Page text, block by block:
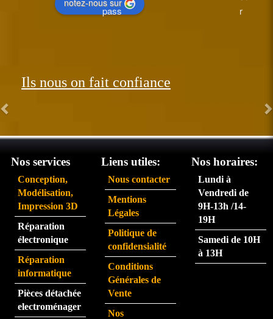
pass
née
ait du
servi
partic
ulière
ment
rapid
e.
r
ent
très
eme
nt.
pers
onne
Ils nous on fait confiance
Nos services
Conception,
Modélisation,
Impression 3D
Réparation
électronique
Réparation
informatique
Pièces détachée
electroménager
Liens utiles:
Nous contacter
Mentions
Légales
Politique de
confidensialité
Conditions
Générales de
Vente
Nos
Nos horaires:
Lundi à
Vendredi de
9H-13h /14-
19H
Samedi de 10H
à 13H